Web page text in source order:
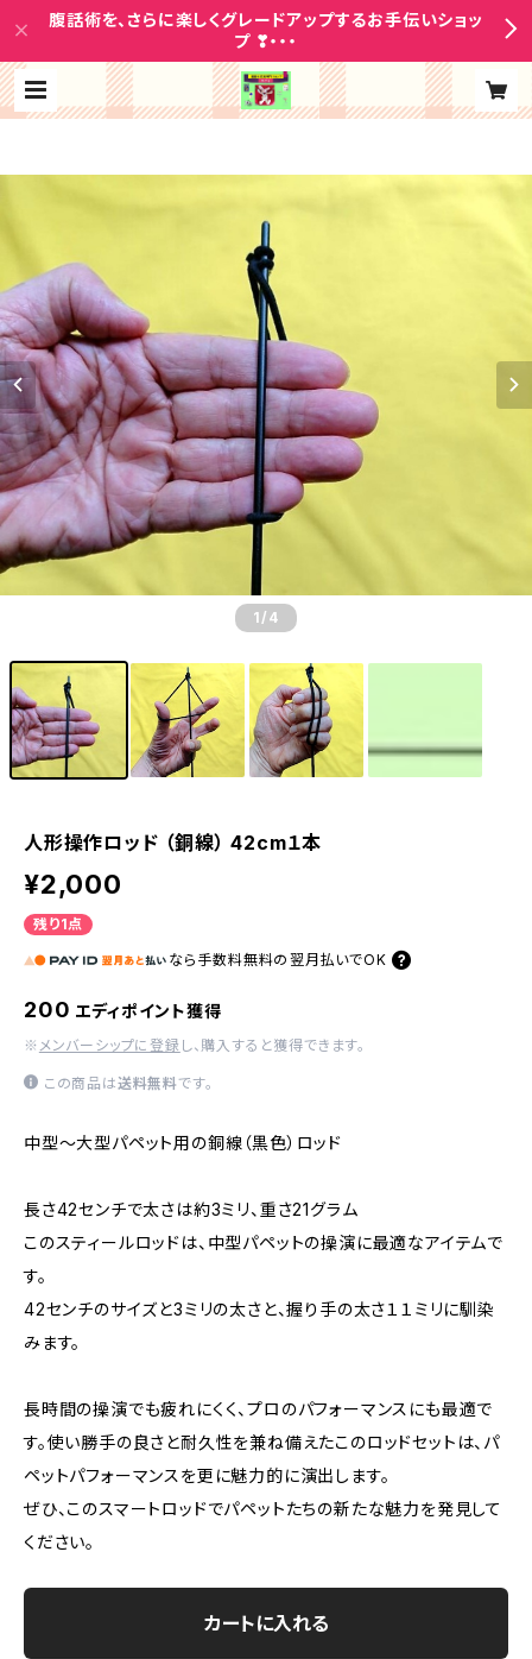
腹話術を、さらに楽しくグレードアップするお手伝いショッ
プ ❣・・・
1 /4
人形操作ロッド （銅線） 42cm１本
¥2,000
残り1点
なら 手数料無料の 翌月払いでOK
200 エディポイント獲得
※ メンバーシップに登録 し、購入すると獲得できます。
この商品は送料無料です。
中型～大型パペット用の銅線（黒色）ロッド
長さ42センチで太さは約3ミリ、重さ21グラム
このスティールロッドは、中型パペットの操演に最適なアイテムで
す。
42センチのサイズと3ミリの太さと、握り手の太さ１１ミリに馴染
みます。
長時間の操演でも疲れにくく、プロのパフォーマンスにも最適で
す。使い勝手の良さと耐久性を兼ね備えたこのロッドセットは、パ
ペットパフォーマンスを更に魅力的に演出します。
ぜひ、このスマートロッドでパペットたちの新たな魅力を発見して
ください。
カートに入れる